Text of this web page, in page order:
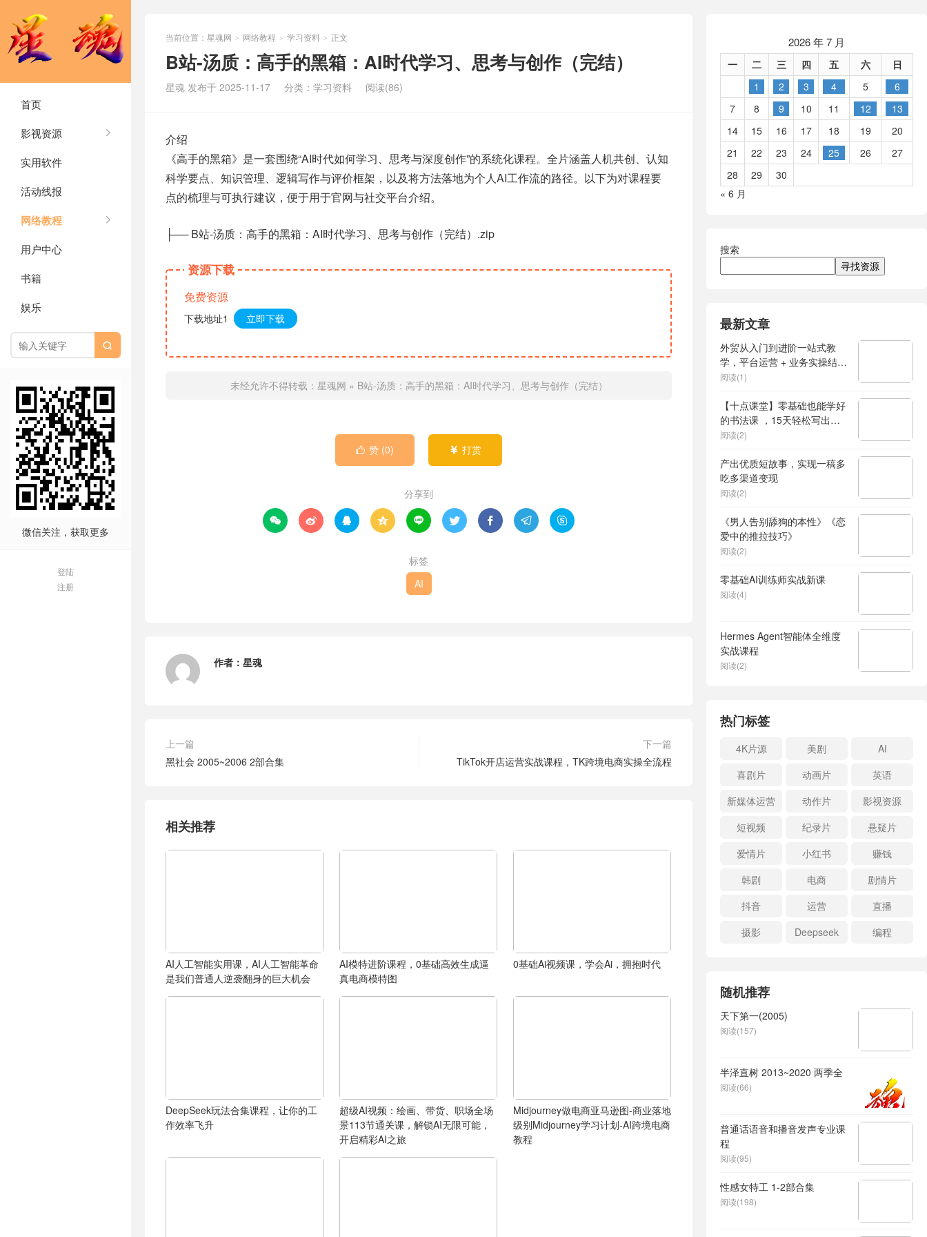
首页
影视资源
实用软件
活动线报
网络教程
用户中心
书籍
娱乐

微信关注，获取更多
登陆
注册
当前位置： 星魂网 > 网络教程 > 学习资料 > 正文
B站-汤质：高手的黑箱：AI时代学习、思考与创作（完结）
星魂 发布于 2025-11-17 分类： 学习资料 阅读(86)
介绍
《高手的黑箱》是一套围绕“AI时代如何学习、思考与深度创作”的系统化课程。全片涵盖人机共创、认知
科学要点、知识管理、逻辑写作与评价框架，以及将方法落地为个人AI工作流的路径。以下为对课程要
点的梳理与可执行建议，便于用于官网与社交平台介绍。
├── B站-汤质：高手的黑箱：AI时代学习、思考与创作（完结）.zip
资源下载
免费资源
下载地址1 立即下载
未经允许不得转载： 星魂网 » B站-汤质：高手的黑箱：AI时代学习、思考与创作（完结）
 赞 (0)  打赏
分享到
        
标签
AI
作者： 星魂
上一篇
黑社会 2005~2006 2部合集
下一篇
TikTok开店运营实战课程，TK跨境电商实操全流程
相关推荐
AI人工智能实用课，AI人工智能革命
是我们普通人逆袭翻身的巨大机会
AI模特进阶课程，0基础高效生成逼
真电商模特图
0基础Ai视频课，学会Ai，拥抱时代
DeepSeek玩法合集课程，让你的工
作效率飞升
超级AI视频：绘画、带货、职场全场
景113节通关课，解锁AI无限可能，
开启精彩AI之旅
Midjourney做电商亚马逊图-商业落地
级别Midjourney学习计划-AI跨境电商
教程
2026 年 7 月
一 二 三 四 五 六
日
1
2 3 4 5
6
7
8 9 10 11 12
13
14
15 16 17 18 19
20
21
22 23 24 25 26
27
28
29
30
« 6 月
搜索
寻找资源
最新文章
外贸从入门到进阶一站式教
学，平台运营 + 业务实操结
合，实现业绩稳步增长
阅读(1)
【十点课堂】零基础也能学好
的书法课 ，15天轻松写出漂
亮人生
阅读(2)
产出优质短故事，实现一稿多
吃多渠道变现
阅读(2)
《男人告别舔狗的本性》《恋
爱中的推拉技巧》
阅读(2)
零基础AI训练师实战新课
阅读(4)
Hermes Agent智能体全维度
实战课程
阅读(2)
热门标签
4K片源 美剧
AI
喜剧片
动画片
英语
新媒体运营
动作片
影视资源
短视频
纪录片
悬疑片
爱情片
小红书
赚钱
韩剧
电商
剧情片
抖音
运营
直播
摄影
Deepseek 编程
随机推荐
天下第一(2005)
阅读(157)
半泽直树 2013~2020 两季全
阅读(66)
普通话语音和播音发声专业课
程
阅读(95)
性感女特工 1-2部合集
阅读(198)